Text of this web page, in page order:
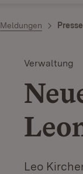
Meldungen
Verwaltung
Leo